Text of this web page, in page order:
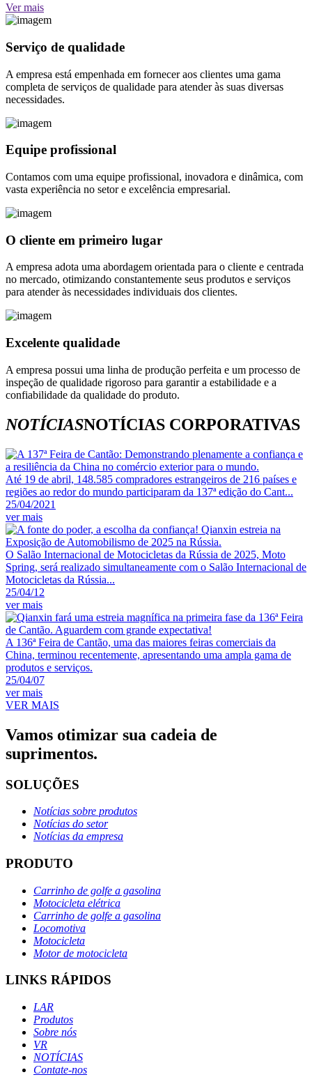
Ver mais
Serviço de qualidade
A empresa está empenhada em fornecer aos clientes uma gama
completa de serviços de qualidade para atender às suas diversas
necessidades.
Equipe profissional
Contamos com uma equipe profissional, inovadora e dinâmica, com
vasta experiência no setor e excelência empresarial.
O cliente em primeiro lugar
A empresa adota uma abordagem orientada para o cliente e centrada
no mercado, otimizando constantemente seus produtos e serviços
para atender às necessidades individuais dos clientes.
Excelente qualidade
A empresa possui uma linha de produção perfeita e um processo de
inspeção de qualidade rigoroso para garantir a estabilidade e a
confiabilidade da qualidade do produto.
NOTÍCIASNOTÍCIAS CORPORATIVAS
Até 19 de abril, 148.585 compradores estrangeiros de 216 países e
regiões ao redor do mundo participaram da 137ª edição do Cant...
25/04/2021
ver mais
O Salão Internacional de Motocicletas da Rússia de 2025, Moto
Spring, será realizado simultaneamente com o Salão Internacional de
Motocicletas da Rússia...
25/04/12
ver mais
A 136ª Feira de Cantão, uma das maiores feiras comerciais da
China, terminou recentemente, apresentando uma ampla gama de
produtos e serviços.
25/04/07
ver mais
VER MAIS
Vamos otimizar sua cadeia de
suprimentos.
SOLUÇÕES
Notícias sobre produtos
Notícias do setor
Notícias da empresa
PRODUTO
Carrinho de golfe a gasolina
Motocicleta elétrica
Carrinho de golfe a gasolina
Locomotiva
Motocicleta
Motor de motocicleta
LINKS RÁPIDOS
LAR
Produtos
Sobre nós
VR
NOTÍCIAS
Contate-nos